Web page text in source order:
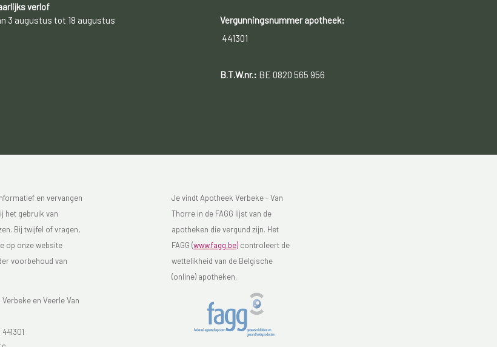
verlof
3 augustus tot 18 augustus
Vergunningsnummer apotheek:
441301
B.T.W.nr.: BE 0820 565 956
en vervangen
het gebruik van
Bij twijfel of vragen,
op onze website
voorbehoud van
Verbeke en Veerle Van
441301
Je vindt Apotheek Verbeke - Van
Thorre in de FAGG lijst van de
apotheken die vergund zijn. Het
FAGG (www.fagg.be)controleert de
wettelikheid van de Belgische
(online) apotheken.